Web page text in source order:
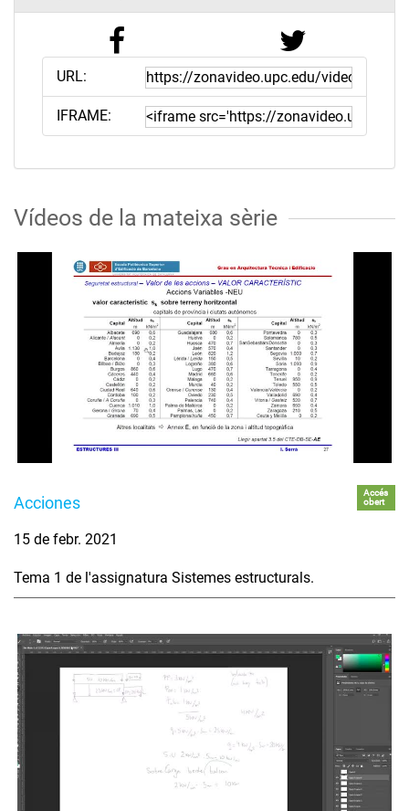
URL:
IFRAME:
Vídeos de la mateixa sèrie
Acciones
Accés
obert
15 de febr. 2021
Tema 1 de l'assignatura Sistemes estructurals.